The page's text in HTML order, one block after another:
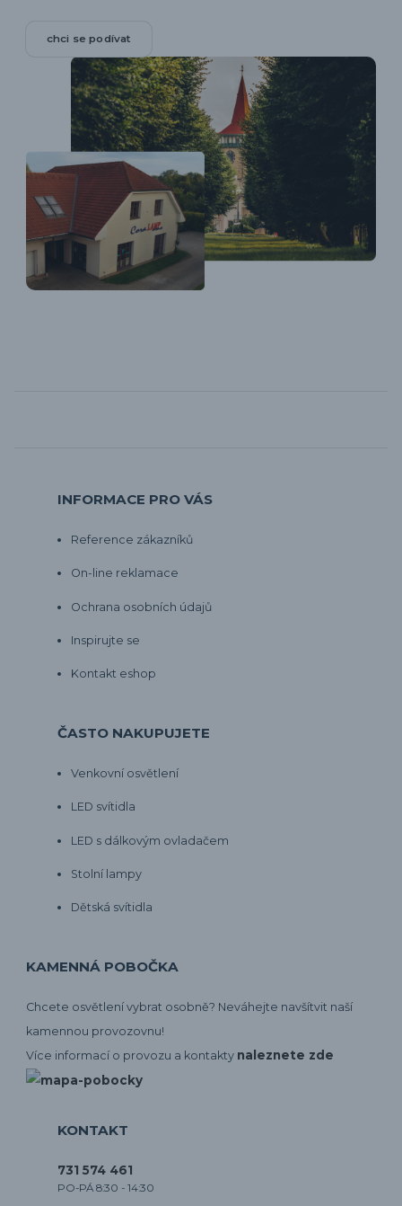
chci se podívat
INFORMACE PRO VÁS
Reference zákazníků
On-line reklamace
Ochrana osobních údajů
Inspirujte se
Kontakt eshop
ČASTO NAKUPUJETE
Venkovní osvětlení
LED svítidla
LED s dálkovým ovladačem
Stolní lampy
Dětská svítidla
KAMENNÁ POBOČKA
Chcete osvětlení vybrat osobně? Neváhejte navšítvit naší
kamennou provozovnu!
Více informací o provozu a kontakty naleznete zde
KONTAKT
731 574 461
PO-PÁ 8:30 - 14:30